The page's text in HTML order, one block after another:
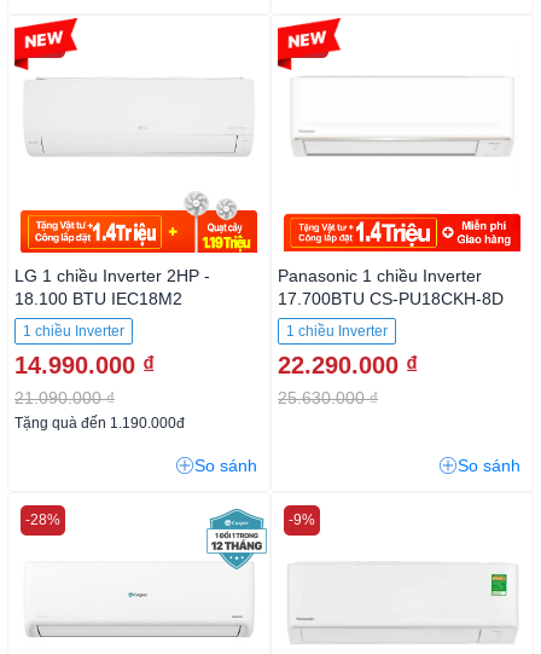
LG 1 chiều Inverter 2HP -
18.100 BTU IEC18M2
1 chiều Inverter
14.990.000 ₫
21.090.000 ₫
-28%
Tặng quà đến 1.190.000đ
So sánh
Panasonic 1 chiều Inverter
17.700BTU CS-PU18CKH-8D
1 chiều Inverter
22.290.000 ₫
25.630.000 ₫
-13%
So sánh
-28% -9%